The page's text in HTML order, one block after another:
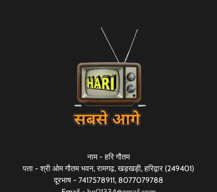
नाम - हरि गौतम
पता - श्री ओम गौतम भवन, रामगढ़, खड़खड़ी, हरिद्वार (249401)
दूरभाष - 7417578911, 8077079788